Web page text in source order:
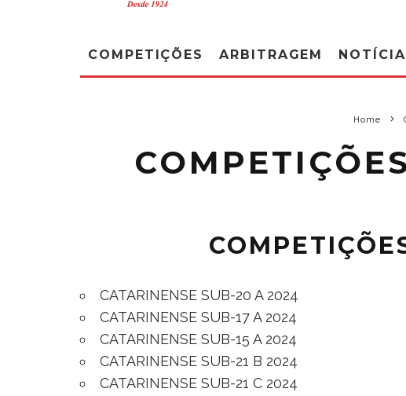
COMPETIÇÕES ARBITRAGEM
Home
CATARINENSE SUB-20 A 2024
CATARINENSE SUB-17 A 2024
CATARINENSE SUB-15 A 2024
CATARINENSE SUB-21 B 2024
CATARINENSE SUB-21 C 2024